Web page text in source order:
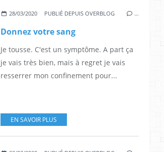
28/03/2020 PUBLIÉ DEPUIS OVERBLOG …
Donnez votre sang
Je tousse. C'est un symptôme. A part ça
je vais très bien, mais à regret je vais
resserrer mon confinement pour...
EN SAVOIR PLUS